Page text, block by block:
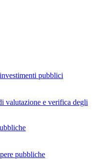
pubblici
valutazione e verifica degli
pubbliche